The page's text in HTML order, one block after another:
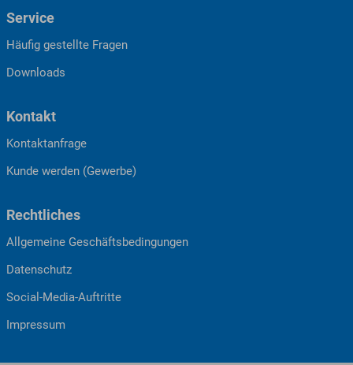
Service
Häufig gestellte Fragen
Downloads
Kontakt
Kontaktanfrage
Kunde werden (Gewerbe)
Rechtliches
Allgemeine Geschäftsbedingungen
Datenschutz
Social-Media-Auftritte
Impressum